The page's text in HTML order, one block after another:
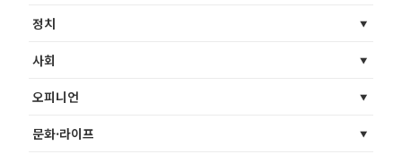
정치
사회
오피니언
문화·라이프